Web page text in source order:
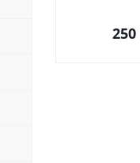
250